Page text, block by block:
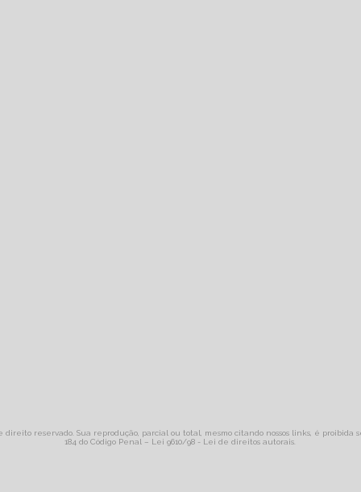
direito reservado. Sua reprodução, parcial ou total, mesmo citando nossos links, é
184 do Código Penal – Lei 9610/98 - Lei de direitos autorais